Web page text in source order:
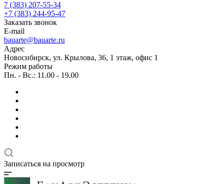
7 (383) 207-55-34
+7 (383) 244-95-47
Заказать звонок
E-mail
bauarte@bauarte.ru
Адрес
Новосибирск, ул. Крылова, 36, 1 этаж, офис 1
Режим работы
Пн. - Вс.: 11.00 - 19.00
Записаться на просмотр